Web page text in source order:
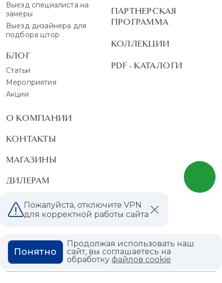
Выезд специалиста на
замеры
Выезд дизайнера для
подбора штор
БЛОГ
Статьи
Мероприятия
Акции
ПАРТНЕРСКАЯ
ПРОГРАММА
КОЛЛЕКЦИИ
PDF - КАТАЛОГИ
О КОМПАНИИ
КОНТАКТЫ
МАГАЗИНЫ
ДИЛЕРАМ
ВАКАНСИИ
ВОПРОС ОТВЕТ
ГЛОССАРИЙ
Пожалуйста, отключите VPN
для корректной работы сайта
Продолжая использовать наш
сайт, вы соглашаетесь на
обработкуфайлов cookie
Понятно